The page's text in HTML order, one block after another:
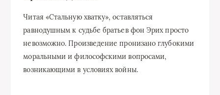
Читая «Стальную хватку», оставляться
равнодушным к судьбе братьев фон Эрих просто
невозможно. Произведение пронизано глубокими
моральными и философскими вопросами,
возникающими в условиях войны.